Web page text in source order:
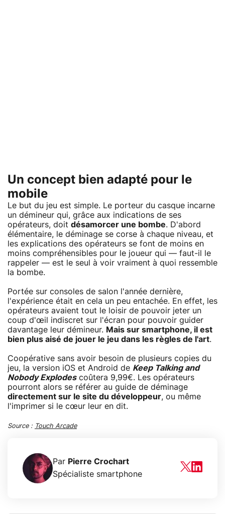
Un concept bien adapté pour le
mobile
Le but du jeu est simple. Le porteur du casque incarne
un démineur qui, grâce aux indications de ses
opérateurs, doit désamorcer une bombe. D'abord
élémentaire, le déminage se corse à chaque niveau, et
les explications des opérateurs se font de moins en
moins compréhensibles pour le joueur qui — faut-il le
rappeler — est le seul à voir vraiment à quoi ressemble
la bombe.
Portée sur consoles de salon l'année dernière,
l'expérience était en cela un peu entachée. En effet, les
opérateurs avaient tout le loisir de pouvoir jeter un
coup d'œil indiscret sur l'écran pour pouvoir guider
davantage leur démineur. Mais sur smartphone, il est
bien plus aisé de jouer le jeu dans les règles de l'art.
Coopérative sans avoir besoin de plusieurs copies du
jeu, la version iOS et Android de Keep Talking and
Nobody Explodescoûtera 9,99€. Les opérateurs
pourront alors se référer au guide de déminage
directement sur le site du développeur, ou même
l'imprimer si le cœur leur en dit.
Source : Touch Arcade
Par Pierre Crochart
Spécialiste smartphone